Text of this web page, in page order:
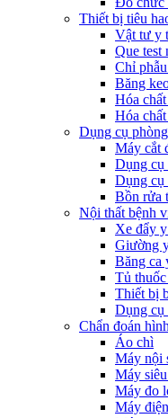
Thiết bị tiêu
Vật tư y
Que test
Chỉ
Băng
Hóa
Hóa
Dụng cụ
Máy cắt
Dụng cụ
Dụng cụ
Bồn rửa
Nội thất bệnh
Xe đẩy
Giường
Băng ca
Tủ
Thiết bị
Dụng cụ
Chẩn đoán
Áo chì
Máy nội
Máy
Máy đo
Máy